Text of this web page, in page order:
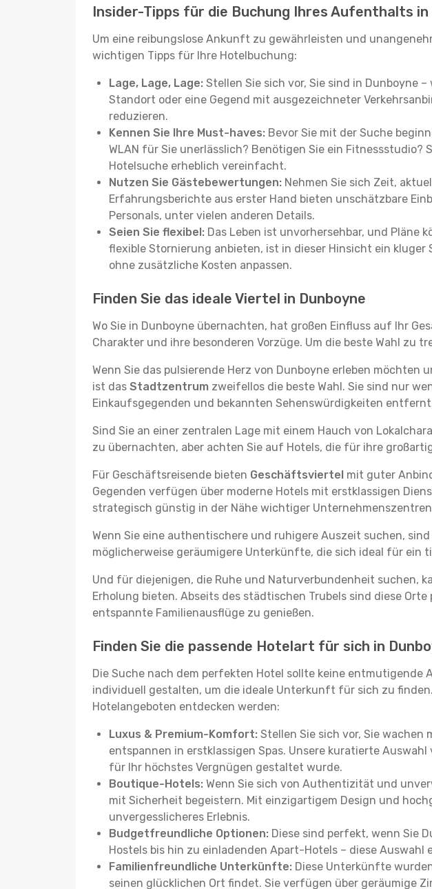
Insider-Tipps für die Buchung Ihres Aufenthalts in
Um eine reibungslose Ankunft zu gewährleisten und
wichtigen Tipps für Ihre Hotelbuchung:
Lage, Lage, Lage: Stellen Sie sich vor, Sie sind in Dunboyne
Standort oder eine Gegend mit ausgezeichneter
reduzieren.
Kennen Sie Ihre Must-haves: Bevor Sie mit der Suche
WLAN für Sie unerlässlich? Benötigen Sie ein Fitnessstudio?
Hotelsuche erheblich vereinfacht.
Nutzen Sie Gästebewertungen: Nehmen Sie sich Zeit,
Erfahrungsberichte aus erster Hand bieten unschätzbare
Personals, unter vielen anderen Details.
Seien Sie flexibel: Das Leben ist unvorhersehbar, und Pläne
flexible Stornierung anbieten, ist in dieser Hinsicht ein
ohne zusätzliche Kosten anpassen.
Finden Sie das ideale Viertel in Dunboyne
Wo Sie in Dunboyne übernachten, hat großen Einfluss auf Ihr
Charakter und ihre besonderen Vorzüge. Um die beste Wahl zu
Wenn Sie das pulsierende Herz von Dunboyne erleben
ist das Stadtzentrum zweifellos die beste Wahl. Sie sind nur
Einkaufsgegenden und bekannten Sehenswürdigkeiten
Sind Sie an einer zentralen Lage mit einem Hauch von
zu übernachten, aber achten Sie auf Hotels, die für ihre
Für Geschäftsreisende bieten Geschäftsviertel mit guter
Gegenden verfügen über moderne Hotels mit erstklassigen
strategisch günstig in der Nähe wichtiger
Wenn Sie eine authentischere und ruhigere Auszeit suchen, sind
möglicherweise geräumigere Unterkünfte, die sich ideal für ein
Und für diejenigen, die Ruhe und Naturverbundenheit suchen,
Erholung bieten. Abseits des städtischen Trubels sind diese
entspannte Familienausflüge zu genießen.
Finden Sie die passende Hotelart für sich in
Die Suche nach dem perfekten Hotel sollte keine entmutigende
individuell gestalten, um die ideale Unterkunft für sich zu
Hotelangeboten entdecken werden:
Luxus & Premium-Komfort: Stellen Sie sich vor, Sie
entspannen in erstklassigen Spas. Unsere kuratierte
für Ihr höchstes Vergnügen gestaltet wurde.
Boutique-Hotels: Wenn Sie sich von Authentizität und
mit Sicherheit begeistern. Mit einzigartigem Design und
unvergesslicheres Erlebnis.
Budgetfreundliche Optionen: Diese sind perfekt, wenn Sie
Hostels bis hin zu einladenden Apart-Hotels – diese
Familienfreundliche Unterkünfte: Diese Unterkünfte
seinen glücklichen Ort findet. Sie verfügen über geräumige